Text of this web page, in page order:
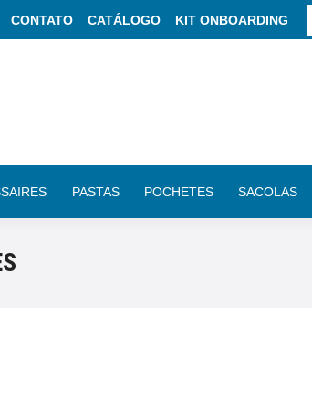
CONTATO CATÁLOGO KIT ONBOARDING
PASTAS POCHETES SACOLAS